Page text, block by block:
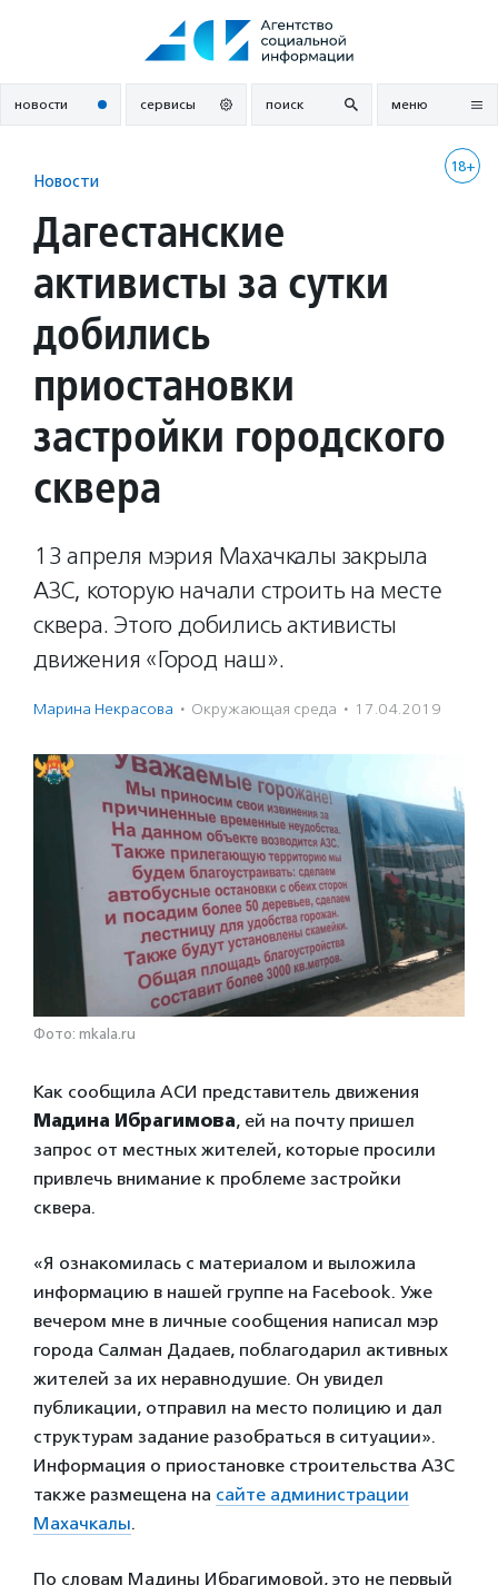
новости сервисы поиск меню
18+
Новости
Дагестанские
активисты за сутки
добились
приостановки
застройки городского
сквера
13 апреля мэрия Махачкалы закрыла
АЗС, которую начали строить на месте
сквера. Этого добились активисты
движения «Город наш».
Марина Некрасова · Окружающая среда · 17.04.2019
Фото: mkala.ru
Как сообщила АСИ представитель движения
Мадина Ибрагимова, ей на почту пришел
запрос от местных жителей, которые просили
привлечь внимание к проблеме застройки
сквера.
«Я ознакомилась с материалом и выложила
информацию в нашей группе на Facebook. Уже
вечером мне в личные сообщения написал мэр
города Салман Дадаев, поблагодарил активных
жителей за их неравнодушие. Он увидел
публикации, отправил на место полицию и дал
структурам задание разобраться в ситуации».
Информация о приостановке строительства АЗС
также размещена на сайте администрации
Махачкалы.
По словам Мадины Ибрагимовой, это не первый